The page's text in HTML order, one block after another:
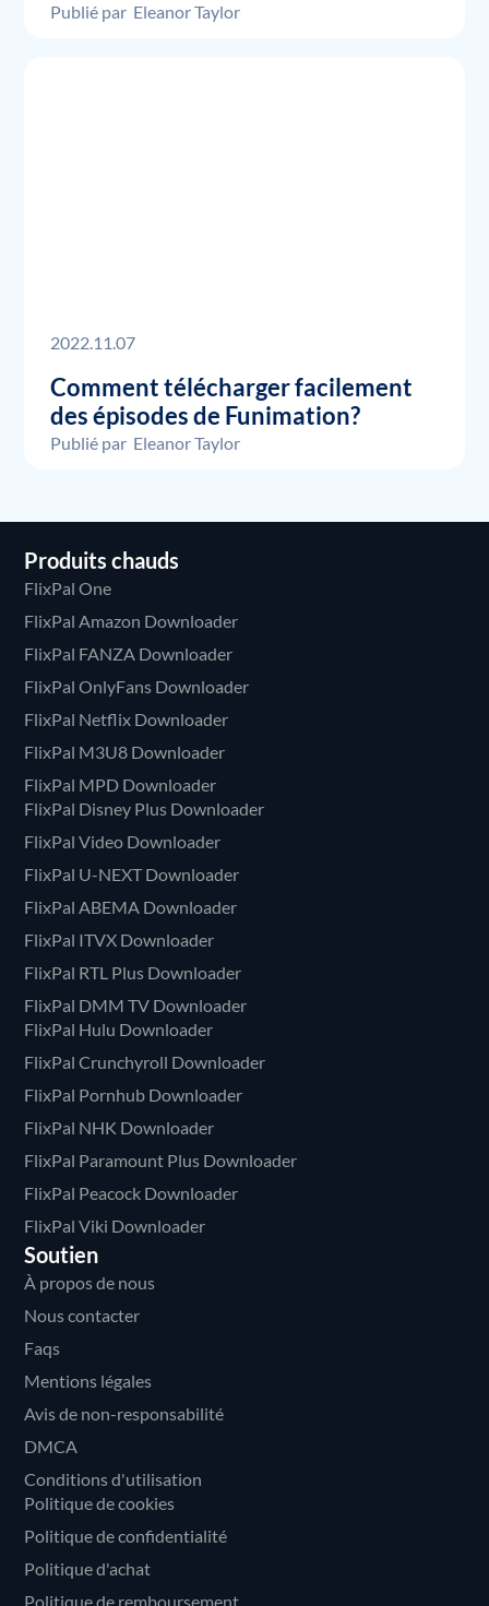
Publié par Eleanor Taylor
2022.11.07
Comment télécharger facilement
des épisodes de Funimation?
Publié par Eleanor Taylor
Produits chauds
FlixPal One
FlixPal Amazon Downloader
FlixPal FANZA Downloader
FlixPal OnlyFans Downloader
FlixPal Netflix Downloader
FlixPal M3U8 Downloader
FlixPal MPD Downloader
FlixPal Disney Plus Downloader
FlixPal Video Downloader
FlixPal U-NEXT Downloader
FlixPal ABEMA Downloader
FlixPal ITVX Downloader
FlixPal RTL Plus Downloader
FlixPal DMM TV Downloader
FlixPal Hulu Downloader
FlixPal Crunchyroll Downloader
FlixPal Pornhub Downloader
FlixPal NHK Downloader
FlixPal Paramount Plus Downloader
FlixPal Peacock Downloader
FlixPal Viki Downloader
Soutien
À propos de nous
Nous contacter
Faqs
Mentions légales
Avis de non-responsabilité
DMCA
Conditions d'utilisation
Politique de cookies
Politique de confidentialité
Politique d'achat
Politique de remboursement